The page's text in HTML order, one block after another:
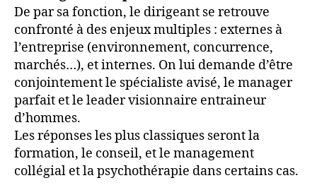
De par sa fonction, le dirigeant se retrouve
confronté à des enjeux multiples : externes à
l’entreprise (environnement, concurrence,
marchés…), et internes. On lui demande d’être
conjointement le spécialiste avisé, le manager
parfait et le leader visionnaire entraineur
d’hommes.
Les réponses les plus classiques seront la
formation, le conseil, et le management
collégial et la psychothérapie dans certains cas.